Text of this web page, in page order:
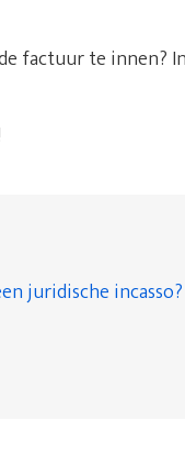
factuur te innen?
juridische incasso?